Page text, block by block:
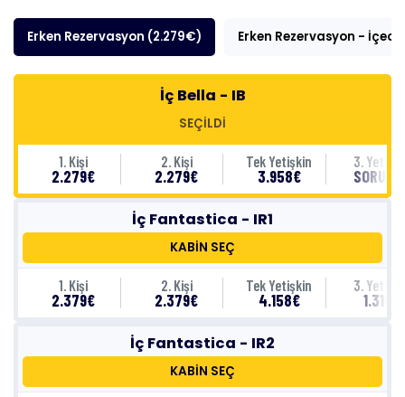
Erken Rezervasyon (2.279€) Erken Rezervasyon -
İç Bella - IB
SEÇİLDİ
1. Kişi
2.279€
2. Kişi
2.279€
Tek Yetişkin
3.958€
3.
İç Fantastica - IR1
KABİN SEÇ
1. Kişi
2.379€
2. Kişi
2.379€
Tek Yetişkin
4.158€
3.
1.319€
İç Fantastica - IR2
KABİN SEÇ